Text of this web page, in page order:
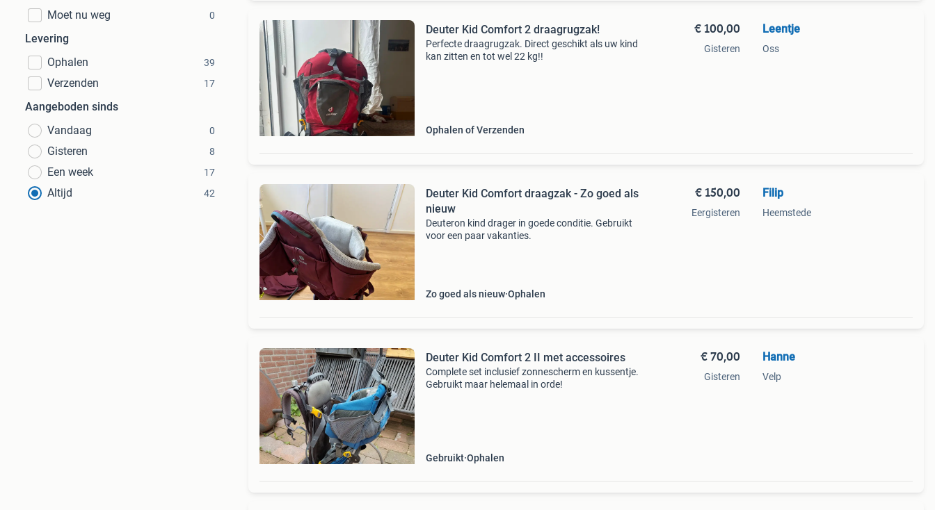
Moet nu weg
0
Levering
Ophalen
39
Verzenden 17
Aangeboden sinds
Vandaag
0
Gisteren 8
Een week 17
Altijd 42
Deuter Kid Comfort 2 draagrugzak!
Perfecte draagrugzak. Direct geschikt als uw kind
kan zitten en tot wel 22 kg!!
Ophalen of Verzenden
€ 100,00
Gisteren
Leentje
Oss
Deuter Kid Comfort draagzak - Zo goed als
nieuw
Deuteron kind drager in goede conditie. Gebruikt
voor een paar vakanties.
Zo goed als nieuw Ophalen
€ 150,00
Eergisteren
Filip
Heemstede
Deuter Kid Comfort 2 II met accessoires
Complete set inclusief zonnescherm en kussentje.
Gebruikt maar helemaal in orde!
Gebruikt Ophalen
€ 70,00
Gisteren
Hanne
Velp